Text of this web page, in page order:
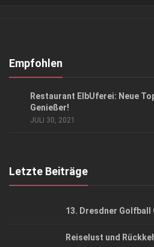
Kontakt, Impressum
Empfohlen
Restaurant ElbUferei: Neue
Genießer!
JULI 30, 2021
Letzte Beiträge
13. Dresdner Golfball
Reiselust und